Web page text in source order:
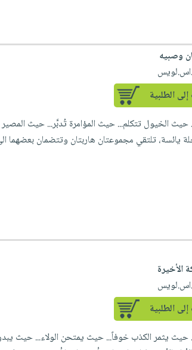
وصبيه
الطلبية
حيث الخيول تتكلم... حيث المؤامرة تُدبَّر... حيث
يائسة، تلتقي مجموعتان هاربتان وتتضمان بعضهما
الأخيرة
الطلبية
حيث يثمر الكذب خوفاً... حيث يمتحن الولاء... حيث